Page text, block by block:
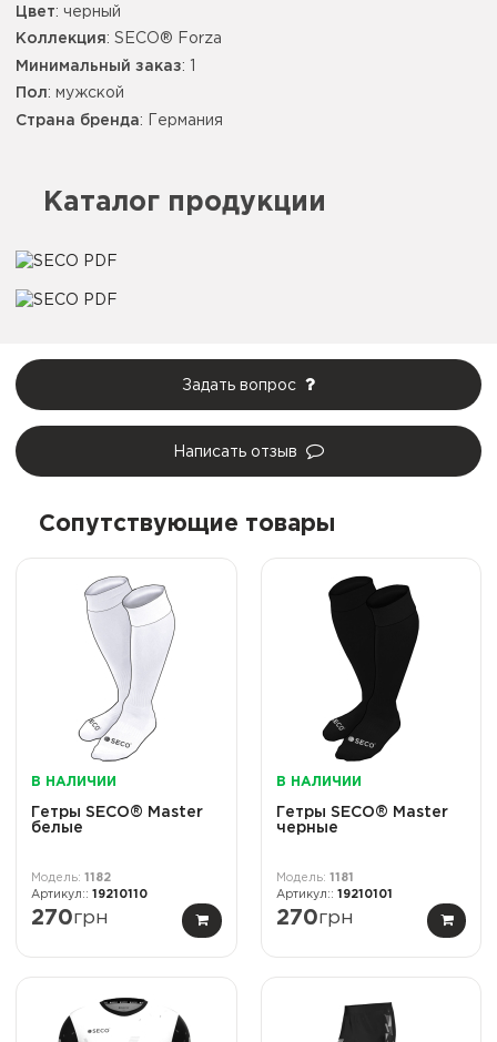
Цвет: черный
Коллекция : SECO® Forza
Минимальный заказ: 1
Пол : мужской
Страна бренда: Германия
Каталог продукции
Задать вопрос
Написать отзыв
Сопутствующие товары
В НАЛИЧИИ
Гетры SECO® Master
белые
1182
19210110
270грн
В НАЛИЧИИ
Гетры SECO® Master
черные
1181
19210101
270грн